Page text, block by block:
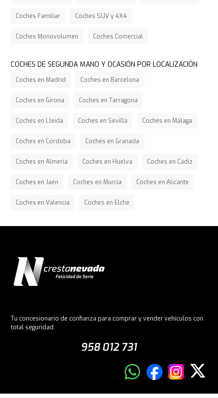
Coches Familiar Coches SUV y 4X4
Coches Monovolumen Coches Comercial
COCHES DE SEGUNDA MANO Y OCASIÓN POR LOCALIZACIÓN
Coches en Madrid Coches en Barcelona
Coches en Girona Coches en Tarragona
Coches en Lleida Coches en Sevilla Coches en Málaga
Coches en Córdoba Coches en Granada
Coches en Almería Coches en Huelva Coches en Cádiz
Coches en Jaén Coches en Murcia Coches en Alicante
Coches en Valencia Coches en Elche
Tu concesionario de confianza para comprar y vender vehículos con
total seguridad.
958 012 731